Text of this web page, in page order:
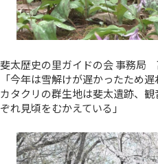
斐太歴史の里ガイドの会 事務局
「今年は雪解けが遅かったため
カタクリの群生地は斐太遺跡、
ぞれ見頃をむかえている」